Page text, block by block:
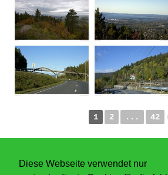
Diese Webseite verwendet nur
1 2 ... 42